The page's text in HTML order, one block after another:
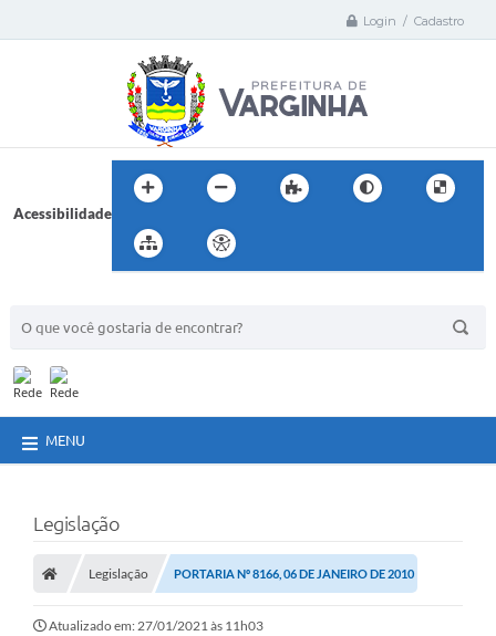
Login / Cadastro
Acessibilidade
MENU
Legislação
Legislação PORTARIA Nº 8166, 06 DE JANEIRO DE 2010
Atualizado em: 27/01/2021 às 11h03